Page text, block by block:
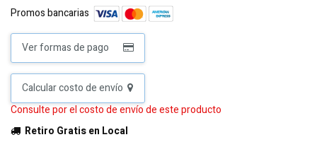
Promos bancarias
Ver formas de pago
Calcular costo de envío
Consulte por el costo de envío de este producto
Retiro Gratis en Local